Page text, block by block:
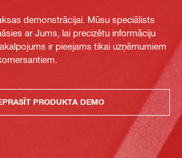
demonstrācijai. Mūsu speciālists
ar Jums, lai precizētu informāciju
ir pieejams tikai uzņēmumiem
PRODUKTA DEMO